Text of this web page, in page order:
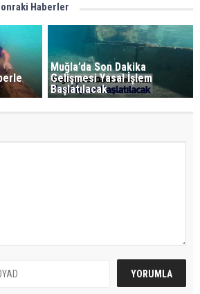
Haberler
Muğla’da Son Dakika
Gelişmesi Yasal İşlem
Başlatılacak